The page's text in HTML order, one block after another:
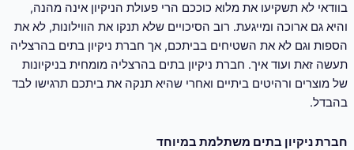
בוודאי לא תשקיעו את מלוא כוככם הרי פעולת הניקיון אינה מהנה,
והיא גם ארוכה ומייגעת. רוב הסיכויים שלא תנקו את הווילונות, לא את
הספות וגם לא את השטיחים בביתכם, אך חברת ניקיון בתים בהרצליה
תעשה זאת ועוד איך. חברת ניקיון בתים בהרצליה מומחית בניקיונות
של מוצרים ורהיטים ביתיים ואחרי שהיא תנקה את ביתכם תרגישו לבד
בהבדל.
חברת ניקיון בתים משתלמת במיוחד